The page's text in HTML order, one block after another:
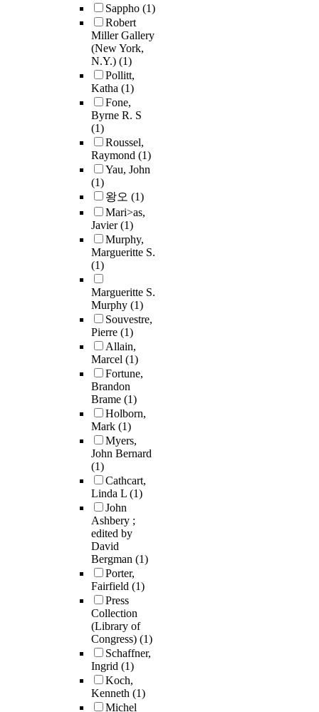
Sappho (1)
Robert
Miller Gallery
(New York,
N.Y.) (1)
Pollitt,
Katha (1)
Fone,
Byrne R. S
(1)
Roussel,
Raymond (1)
Yau, John
(1)
왕오 (1)
Mari>as,
Javier(1)
Murphy,
Margueritte S.
(1)
Margueritte S.
Murphy (1)
Souvestre,
Pierre (1)
Allain,
Marcel (1)
Fortune,
Brandon
Brame (1)
Holborn,
Mark (1)
Myers,
John Bernard
(1)
Cathcart,
Linda L (1)
John
Ashbery ;
edited by
David
Bergman (1)
Porter,
Fairfield (1)
Press
Collection
(Library of
Congress) (1)
Schaffner,
Ingrid (1)
Koch,
Kenneth (1)
Michel